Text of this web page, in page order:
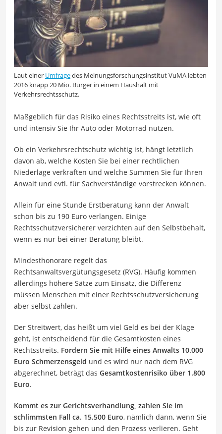
Laut einer Umfragedes Meinungsforschungsinstitut VuMA lebten
2016 knapp 20 Mio. Bürger in einem Haushalt mit
Verkehrsrechtsschutz.
Maßgeblich für das Risiko eines Rechtsstreits ist, wie oft
und intensiv Sie Ihr Auto oder Motorrad nutzen.
Ob ein Verkehrsrechtschutz wichtig ist, hängt letztlich
davon ab, welche Kosten Sie bei einer rechtlichen
Niederlage verkraften und welche Summen Sie für Ihren
Anwalt und evtl. für Sachverständige vorstrecken können.
Allein für eine Stunde Erstberatung kann der Anwalt
schon bis zu 190 Euro verlangen. Einige
Rechtsschutzversicherer verzichten auf den Selbstbehalt,
wenn es nur bei einer Beratung bleibt.
Mindesthonorare regelt das
Rechtsanwaltsvergütungsgesetz (RVG). Häufig kommen
allerdings höhere Sätze zum Einsatz, die Differenz
müssen Menschen mit einer Rechtsschutzversicherung
aber selbst zahlen.
Der Streitwert, das heißt um viel Geld es bei der Klage
geht, ist entscheidend für die Gesamtkosten eines
Rechtsstreits. Fordern Sie mit Hilfe eines Anwalts 10.000
Euro Schmerzensgeld und es wird nur nach dem RVG
abgerechnet, beträgt das Gesamtkostenrisiko über 1.800
Euro.
Kommt es zur Gerichtsverhandlung, zahlen Sie im
schlimmsten Fall ca. 15.500 Euro, nämlich dann, wenn Sie
bis zur Revision gehen und den Prozess verlieren. Geht